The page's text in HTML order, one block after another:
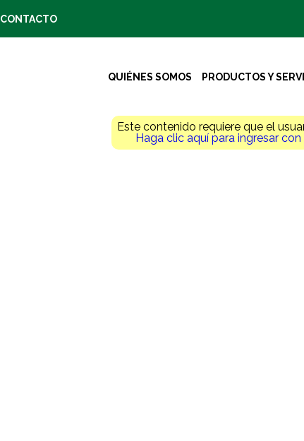
CONTACTO
QUIÉNES SOMOS PRODUCTOS Y
Este contenido requiere que el
Haga clic aquí para ingresar